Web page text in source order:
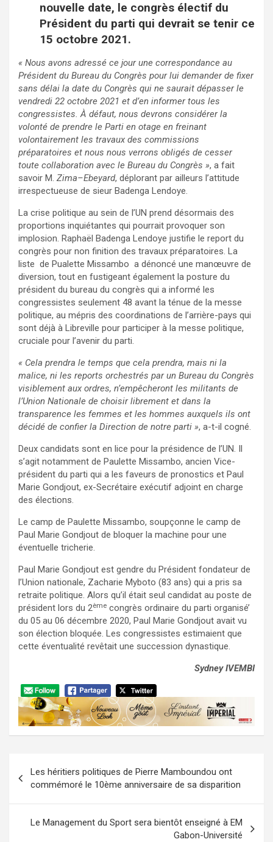
nouvelle date, le congrès électif du
Président du parti qui devrait se tenir ce
15 octobre 2021.
« Nous avons adressé ce jour une correspondance au
Président du Bureau du Congrès pour lui demander de fixer
sans délai la date du Congrès qui ne saurait dépasser le
vendredi 22 octobre 2021 et d’en informer tous les
congressistes. À défaut, nous devrons considérer la
volonté de prendre le Parti en otage en freinant
volontairement les travaux des commissions
préparatoires et nous nous verrons obligés de cesser
toute collaboration avec le Bureau du Congrès », a fait
savoir M. Zima–Ebeyard, déplorant par ailleurs l’attitude
irrespectueuse de sieur Badenga Lendoye.
La crise politique au sein de l’UN prend désormais des
proportions inquiétantes qui pourrait provoquer son
implosion. Raphaël Badenga Lendoye justifie le report du
congrès pour non finition des travaux préparatoires. La
liste de Pualette Missambo a dénoncé une manœuvre de
diversion, tout en fustigeant également la posture du
président du bureau du congrès qui a informé les
congressistes seulement 48 avant la ténue de la messe
politique, au mépris des coordinations de l’arrière-pays qui
sont déjà à Libreville pour participer à la messe politique,
cruciale pour l’avenir du parti.
« Cela prendra le temps que cela prendra, mais ni la
malice, ni les reports orchestrés par un Bureau du Congrès
visiblement aux ordres, n’empêcheront les militants de
l’Union Nationale de choisir librement et dans la
transparence les femmes et les hommes auxquels ils ont
décidé de confier la Direction de notre parti », a-t-il cogné.
Deux candidats sont en lice pour la présidence de l’UN. Il
s’agit notamment de Paulette Missambo, ancien Vice-
président du parti qui a les faveurs de pronostics et Paul
Marie Gondjout, ex-Secrétaire exécutif adjoint en charge
des élections.
Le camp de Paulette Missambo, soupçonne le camp de
Paul Marie Gondjout de bloquer la machine pour une
éventuelle tricherie.
Paul Marie Gondjout est gendre du Président fondateur de
l’Union nationale, Zacharie Myboto (83 ans) qui a pris sa
retraite politique. Alors qu’il était seul candidat au poste de
président lors du 2ème congrès ordinaire du parti organisé’
du 05 au 06 décembre 2020, Paul Marie Gondjout avait vu
son élection bloquée. Les congressistes estimaient que
cette éventualité revêtait une succession dynastique.
Sydney IVEMBI
de
l’article
Les héritiers politiques de Pierre Mamboundou ont
commémoré le 10ème anniversaire de sa disparition
Le Management du Sport sera bientôt enseigné à EM
Gabon-Université